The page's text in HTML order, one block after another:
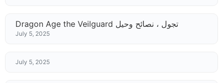
Dragon Age the Veilguard تجول ، نصائح وحيل
July 5, 2025
July 5, 2025